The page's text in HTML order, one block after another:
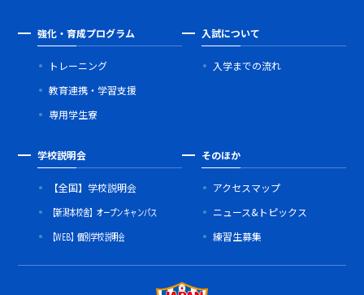
強化・育成プログラム
トレーニング
教育連携・学習支援
専用学生寮
入試について
入学までの流れ
学校説明会
【全国】学校説明会
【新潟本校舎】オープンキャンパス
【WEB】個別学校説明会
そのほか
アクセスマップ
ニュース&トピックス
練習生募集